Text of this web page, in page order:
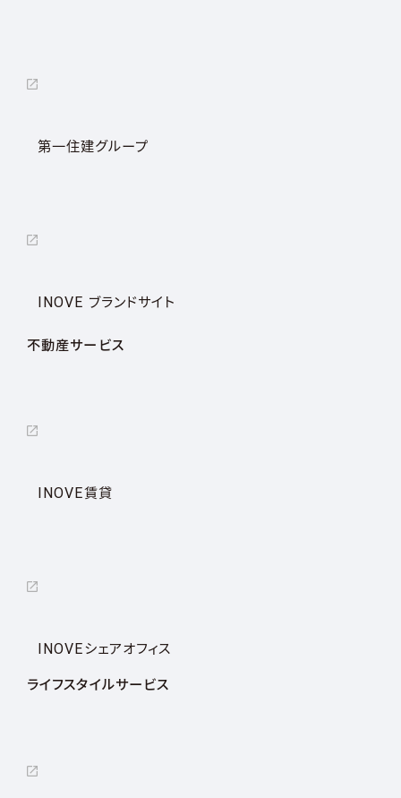
第一住建グループ
INOVE ブランドサイト
不動産サービス
INOVE賃貸
INOVEシェアオフィス
ライフスタイルサービス